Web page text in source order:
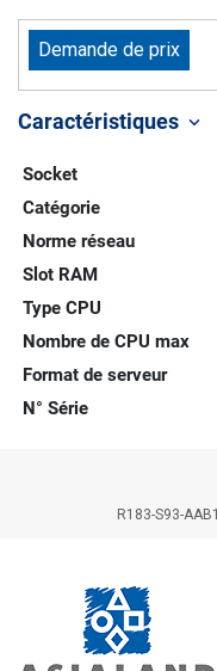
Demande de prix
Caractéristiques keyboard_arrow_down
Socket
Catégorie
Norme réseau
Slot RAM
Type CPU
Nombre de CPU max
Format de serveur
N° Série
R183-S93-AAB1